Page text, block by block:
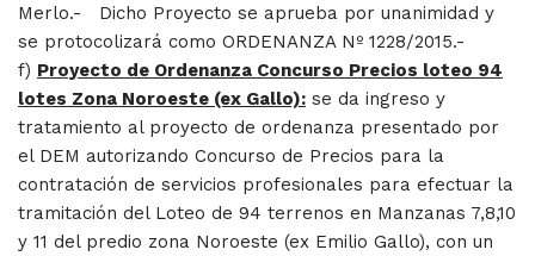
Merlo.- Dicho Proyecto se aprueba por unanimidad y
se protocolizará como ORDENANZA Nº 1228/2015.-
f) Proyecto de Ordenanza Concurso Precios loteo 94
lotes Zona Noroeste (ex Gallo): se da ingreso y
tratamiento al proyecto de ordenanza presentado por
el DEM autorizando Concurso de Precios para la
contratación de servicios profesionales para efectuar la
tramitación del Loteo de 94 terrenos en Manzanas 7,8,10
y 11 del predio zona Noroeste (ex Emilio Gallo), con un